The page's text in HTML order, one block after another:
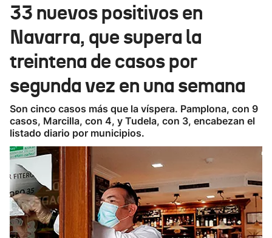
Ikusmiran
Eguraldia
33 nuevos positivos en
Navarra, que supera la
treintena de casos por
segunda vez en una semana
Son cinco casos más que la víspera. Pamplona, con 9
casos, Marcilla, con 4, y Tudela, con 3, encabezan el
listado diario por municipios.